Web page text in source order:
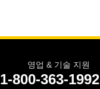
영업 & 기술 지원
1-800-363-1992